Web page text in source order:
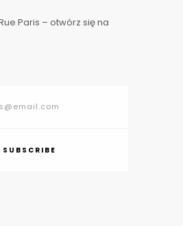
Paris – otwórz się na
SUBSCRIBE